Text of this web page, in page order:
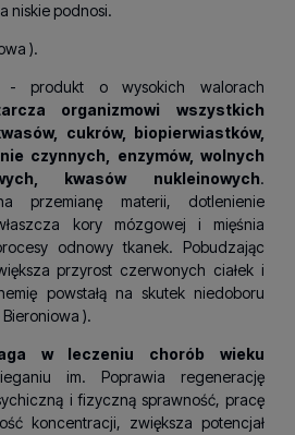
niskie podnosi.
).
produkt o wysokich walorach
organizmowi wszystkich
cukrów, biopierwiastków,
czynnych, enzymów, wolnych
kwasów nukleinowych.
przemianę materii, dotlenienie
kory mózgowej i mięśnia
odnowy tkanek. Pobudzając
przyrost czerwonych ciałek i
powstałą na skutek niedoboru
).
w leczeniu chorób wieku
im. Poprawia regenerację
i fizyczną sprawność, pracę
koncentracji, zwiększa potencjał